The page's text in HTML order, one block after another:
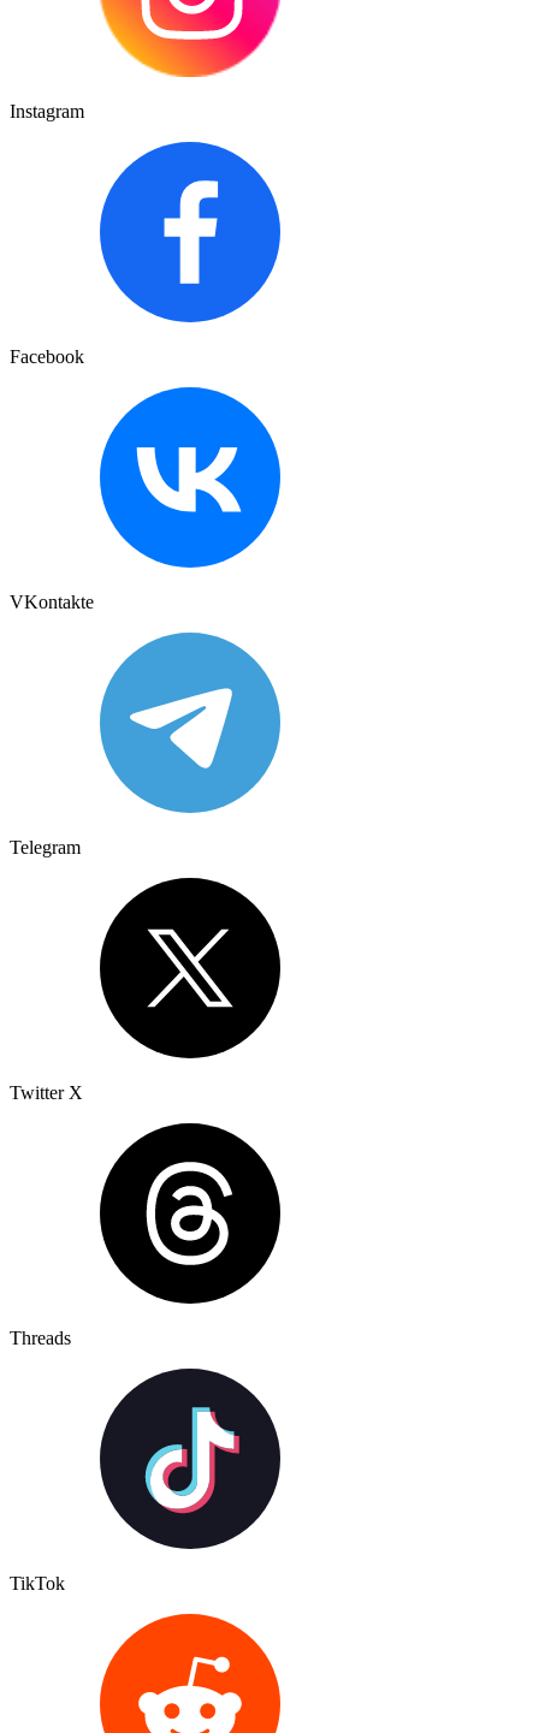
Instagram
Facebook
VKontakte
Telegram
Twitter X
Threads
TikTok